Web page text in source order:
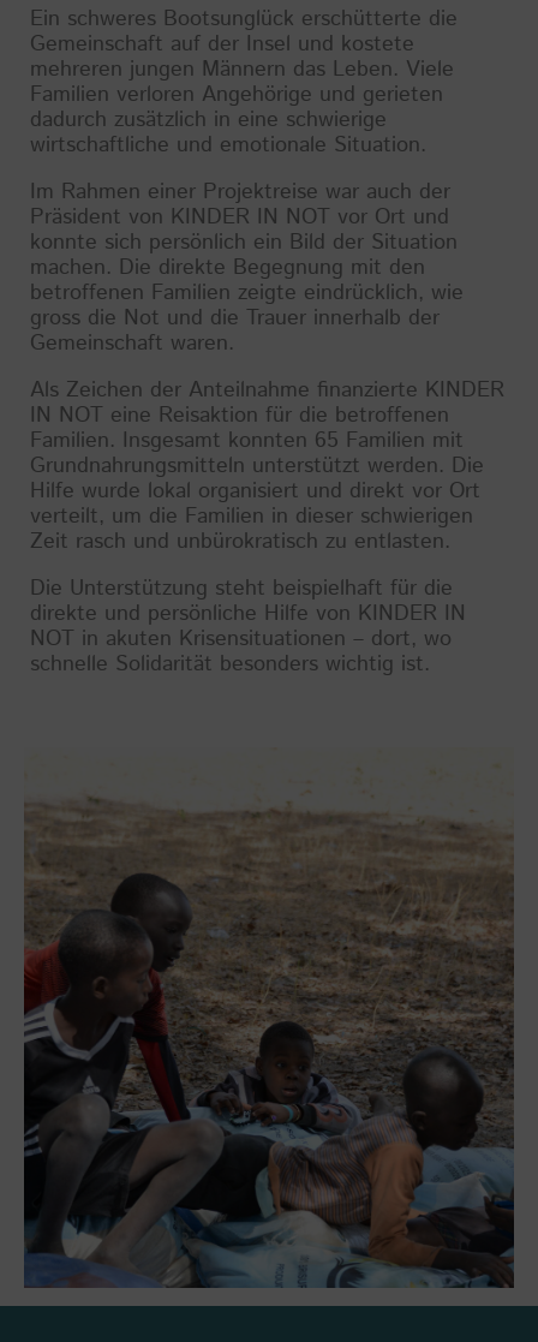
Ein schweres Bootsunglück erschütterte die
Gemeinschaft auf der Insel und kostete
mehreren jungen Männern das Leben. Viele
Familien verloren Angehörige und gerieten
dadurch zusätzlich in eine schwierige
wirtschaftliche und emotionale Situation.
Im Rahmen einer Projektreise war auch der
Präsident von KINDER IN NOT vor Ort und
konnte sich persönlich ein Bild der Situation
machen. Die direkte Begegnung mit den
betroffenen Familien zeigte eindrücklich, wie
gross die Not und die Trauer innerhalb der
Gemeinschaft waren.
Als Zeichen der Anteilnahme finanzierte KINDER
IN NOT eine Reisaktion für die betroffenen
Familien. Insgesamt konnten 65 Familien mit
Grundnahrungsmitteln unterstützt werden. Die
Hilfe wurde lokal organisiert und direkt vor Ort
verteilt, um die Familien in dieser schwierigen
Zeit rasch und unbürokratisch zu entlasten.
Die Unterstützung steht beispielhaft für die
direkte und persönliche Hilfe von KINDER IN
NOT in akuten Krisensituationen – dort, wo
schnelle Solidarität besonders wichtig ist.